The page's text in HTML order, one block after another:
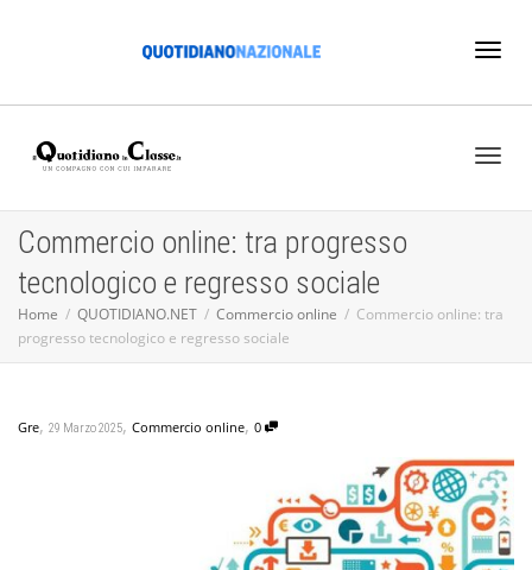
Commercio online: tra progresso
tecnologico e regresso sociale
Home QUOTIDIANO.NET Commercio online
Commercio online: tra
progresso tecnologico e regresso sociale
Gre, 29 Marzo 2025, Commercio online, 0